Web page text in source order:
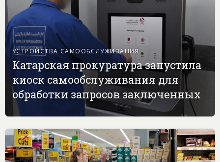
УСТРОЙСТВА САМООБСЛУЖИВАНИЯ
Катарская прокуратура запустила
киоск самообслуживания для
обработки запросов заключенных